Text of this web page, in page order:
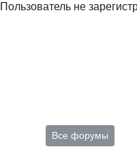
Пользователь не
Все форумы